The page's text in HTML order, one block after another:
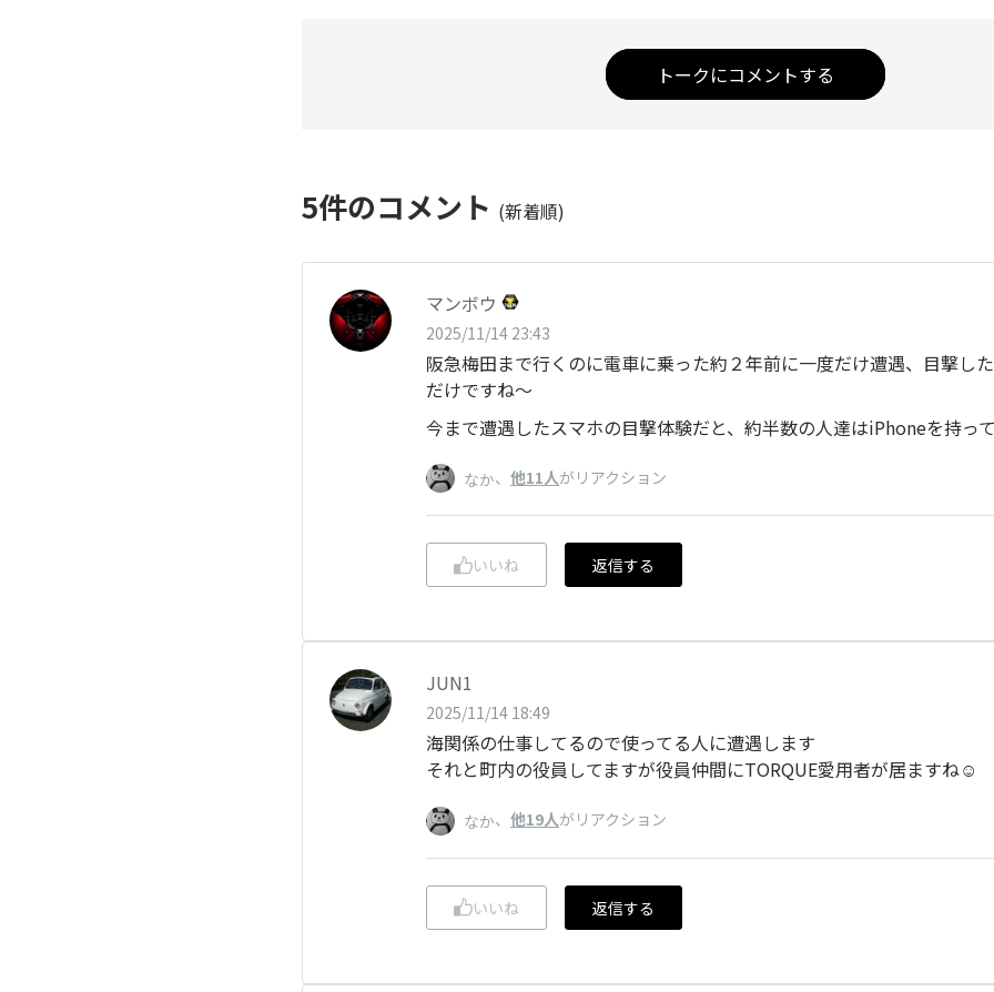
トークにコメントする
5件のコメント (新着順)
マンボウ
2025/11/14 23:43
阪急梅田まで行くのに電車に乗った約２年前に一度だけ遭遇、目撃し
だけですね〜
今まで遭遇したスマホの目撃体験だと、約半数の人達はiPhoneを持って
なか、 他11人がリアクション
いいね 返信する
JUN1
2025/11/14 18:49
海関係の仕事してるので使ってる人に遭遇します
それと町内の役員してますが役員仲間にTORQUE愛用者が居ますね☺️
なか、 他19人がリアクション
いいね 返信する